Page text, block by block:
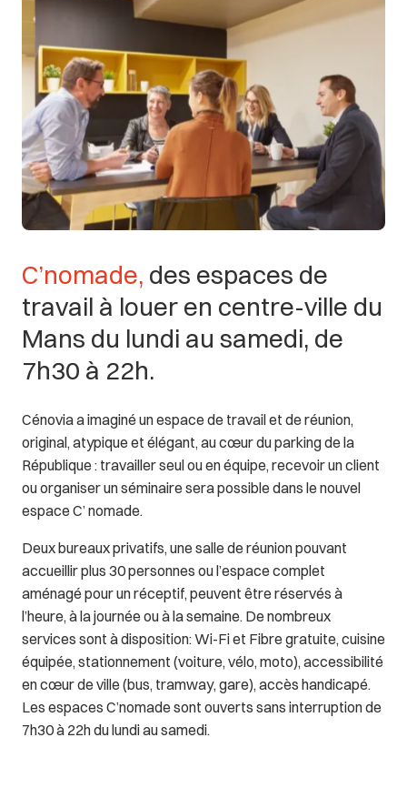
C’nomade, des espaces de
travail à louer en centre-ville du
Mans du lundi au samedi, de
7h30 à 22h.
Cénovia a imaginé un espace de travail et de réunion,
original, atypique et élégant, au cœur du parking de la
République : travailler seul ou en équipe, recevoir un client
ou organiser un séminaire sera possible dans le nouvel
espace C’ nomade.
Deux bureaux privatifs, une salle de réunion pouvant
accueillir plus 30 personnes ou l’espace complet
aménagé pour un réceptif, peuvent être réservés à
l’heure, à la journée ou à la semaine. De nombreux
services sont à disposition: Wi-Fi et Fibre gratuite, cuisine
équipée, stationnement (voiture, vélo, moto), accessibilité
en cœur de ville (bus, tramway, gare), accès handicapé.
Les espaces C’nomade sont ouverts sans interruption de
7h30 à 22h du lundi au samedi.